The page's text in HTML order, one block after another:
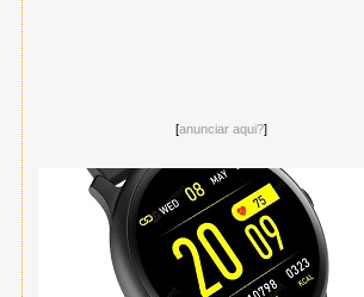
[anunciar aqui?]